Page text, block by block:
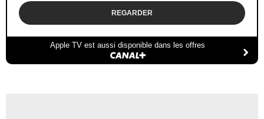
REGARDER
Apple TV est aussi disponible dans les offres